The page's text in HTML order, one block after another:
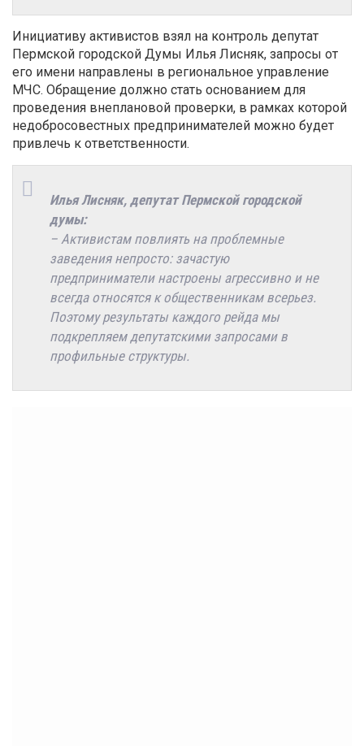
Инициативу активистов взял на контроль депутат
Пермской городской Думы Илья Лисняк, запросы от
его имени направлены в региональное управление
МЧС. Обращение должно стать основанием для
проведения внеплановой проверки, в рамках которой
недобросовестных предпринимателей можно будет
привлечь к ответственности.
Илья Лисняк, депутат Пермской городской
думы:
– Активистам повлиять на проблемные
заведения непросто: зачастую
предприниматели настроены агрессивно и не
всегда относятся к общественникам всерьез.
Поэтому результаты каждого рейда мы
подкрепляем депутатскими запросами в
профильные структуры.